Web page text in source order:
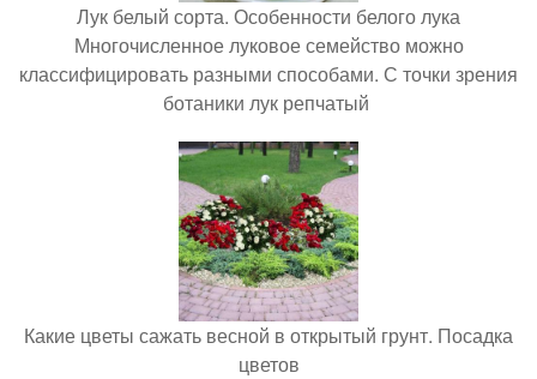
Лук белый сорта. Особенности белого лука
Многочисленное луковое семейство можно
классифицировать разными способами. С точки зрения
ботаники лук репчатый
Какие цветы сажать весной в открытый грунт. Посадка
цветов